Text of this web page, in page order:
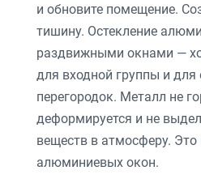
и обновите помещение.
тишину. Остекление
раздвижными окнами —
для входной группы и
перегородок. Металл не
деформируется и не
веществ в атмосферу. Это
алюминиевых окон.